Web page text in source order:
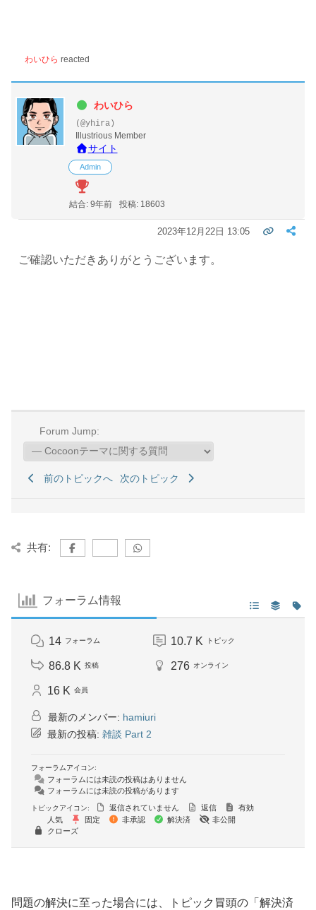
わいひら reacted
わいひら
(@yhira)
Illustrious Member
サイト
Admin
結合: 9年前 投稿: 18603
2023年12月22日 13:05
ご確認いただきありがとうございます。
Forum Jump:
前のトピックへ 次のトピック
共有:
フォーラム情報
14 フォーラム 10.7 K トピック
86.8 K 投稿 276 オンライン
16 K 会員
最新のメンバー: hamiuri
最新の投稿: 雑談 Part 2
フォーラムアイコン:
フォーラムには未読の投稿はありません
フォーラムには未読の投稿があります
トピックアイコン: 返信されていません 返信
有効
人気
固定 非承認 解決済
非公開
クローズ
問題の解決に至った場合には、トピック冒頭の「解決済